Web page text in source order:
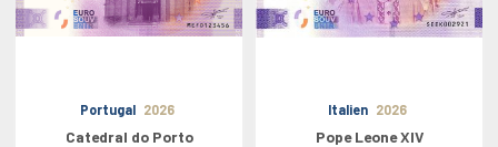
Portugal 2026
Catedral do Porto
Italien 2026
Pope Leone XIV